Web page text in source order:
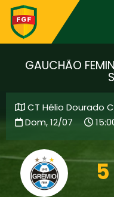
GAUCHÃO
CT Hélio Dourado
Dom, 12/07
5